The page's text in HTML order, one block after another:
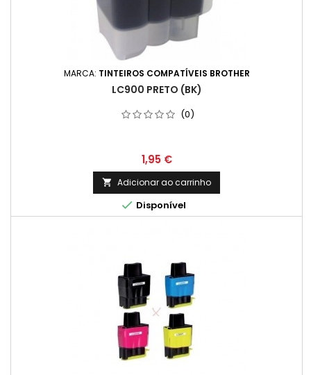
MARCA: TINTEIROS COMPATÍVEIS BROTHER
LC900 PRETO (BK)
(0)
Preço
1,95 €
 Adicionar ao carrinho
 Disponível